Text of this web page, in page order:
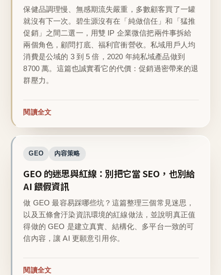
保健品調理慢、無感期流失嚴重，多數顧客買了一罐
就沒有下一次。碧生源沒有在「純做信任」和「猛推
促銷」之間二選一，用雙 IP 企業微信把兩件事拆給
兩個角色，顧問打底、福利官衝營收。私域用戶人均
消費是公域的 3 到 5 倍，2020 年純私域產品做到
8700 萬。這篇也誠實看它的代價：促銷過密帶來的退
群壓力。
閱讀全文
GEO 內容策略
GEO 的迷思與紅線：別把它當 SEO，也別給
AI 餵假資訊
做 GEO 最容易踩哪些坑？這篇整理三個常見迷思，
以及五條會汙染資訊環境的紅線做法，並說明真正值
得做的 GEO 是建立真實、結構化、多平台一致的可
信內容，讓 AI 更願意引用你。
閱讀全文